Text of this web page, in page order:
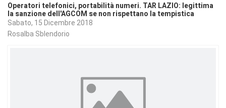
Operatori telefonici, portabilità numeri. TAR LAZIO: legittima
la sanzione dell'AGCOM se non rispettano la tempistica
Sabato, 15 Dicembre 2018
Rosalba Sblendorio